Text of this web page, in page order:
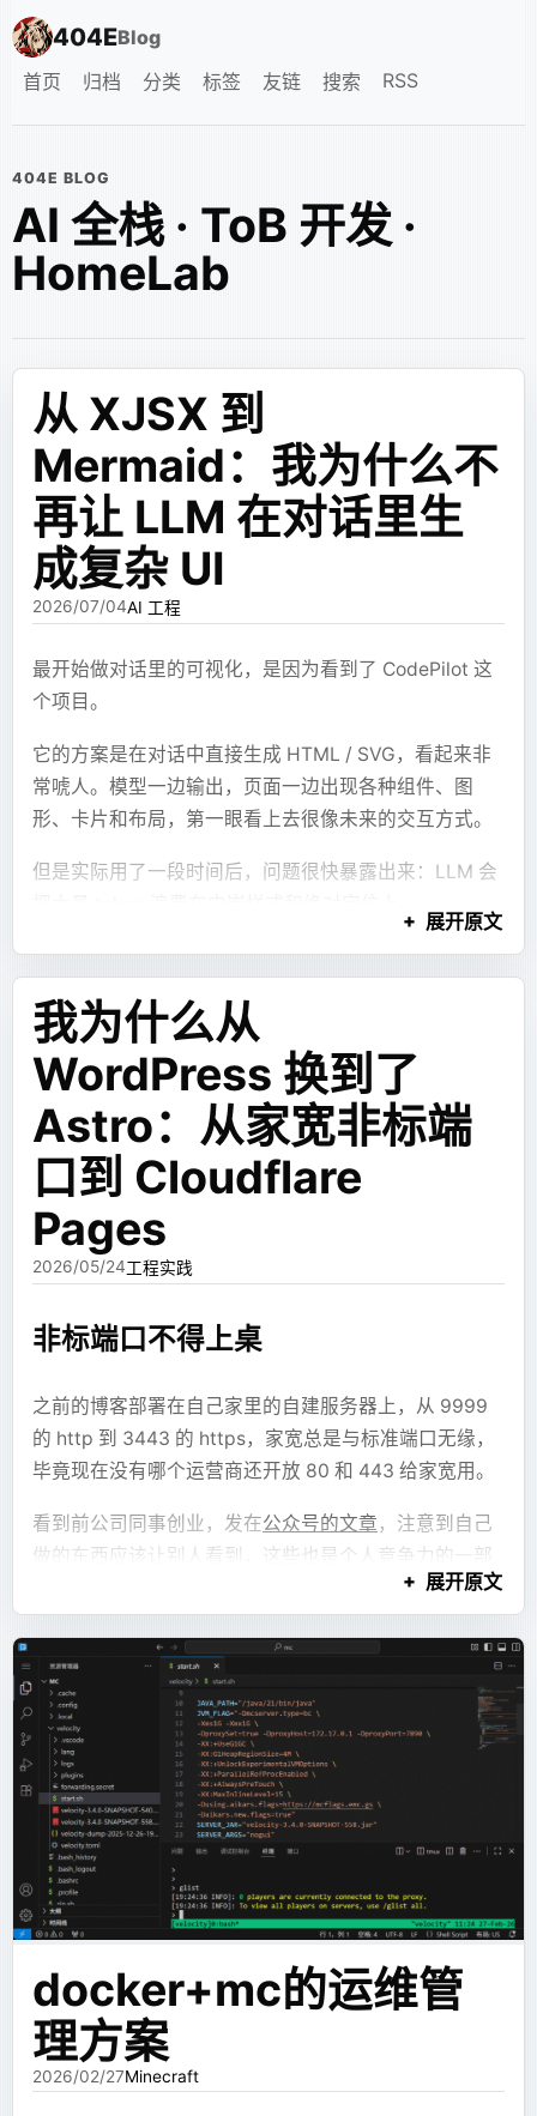
404EBlog
首页
归档 分类 标签 友链 搜索 RSS
404E BLOG
AI 全栈 · ToB 开发 ·
HomeLab
从 XJSX 到
Mermaid：我为什么不
再让 LLM 在对话里生
成复杂 UI
2026/07/04AI 工程
最开始做对话里的可视化，是因为看到了 CodePilot 这
个项目。
它的方案是在对话中直接生成 HTML / SVG，看起来非
常唬人。模型一边输出，页面一边出现各种组件、图
形、卡片和布局，第一眼看上去很像未来的交互方式。
但是实际用了一段时间后，问题很快暴露出来：LLM 会
它会不停写 style="left: 32px; top: 18px" 之类的
果是上下文被样式污染，生成成本变高，最后画出来的
东西还很粗糙。尤其是复杂一点的页面，实际看的时候
总是一眼能看出有地方做的没对上。
这件事让我产生了一个想法：既然 LLM 不擅长设计细
节，那就不要让它设计细节。让它只写结构。
第一版：让模型写 JSX，而不是
HTML
我的第一版方案是走 JSX 组件。
系统预先提供一部分组件，比如文本、卡片、表格、图
表、Mermaid、分栏、区块之类的东西。LLM 不需要写
完整 HTML，也不需要写一堆内嵌样式，只需要写类似
    <
Text md={refs.summary} />
    <
Chart config
Section>
这样做的好处很明显：
样式由系统统一控制，不让模型随便发挥。
组件能力可以被限制，减少安全风险。
token 主要花在内容和结构上，而不是花在 CSS
UI 的整体风格比较稳定，不会每次回答都像换了
一个设计师。
这个方向一开始效果还不错。至少比直接生成 HTML /
展开原文
我为什么从
WordPress 换到了
Astro：从家宽非标端
口到 Cloudflare
Pages
2026/05/24工程实践
非标端口不得上桌
之前的博客部署在自己家里的自建服务器上，从 9999
的 http 到 3443 的 https，家宽总是与标准端口无缘，
毕竟现在没有哪个运营商还开放 80 和 443 给家宽用。
看到前公司同事创业，发在公众号的文章 ，注意到自己
做的东西应该让别人看到，这些也是个人竞争力的一部
分，然而自己之前一直闭门造车，希望用做的好的产品
(软件)而不是个人来吸引到注意力。看到同事的经历发
现和他的想法和我的非常类似，虽然现在不想把个人推
到台前做什么自媒体博主，但是提前做准备肯定是没错
的，看起来中年危机离得很远，实际上不早早准备，机
会来了也未必能抓住。
同事的经历给了我很好的借鉴方向，提前建立一些个人
的技术资产，平时就持续积累，比等到要用的时候再到
处找强太多。但是一个跑在家宽非标端口上的自建
WordPress 实在是上不了台面，所以开始找更好的方案
技术选型
搞一个有标准端口的博客方案很多，找个 VPS 扔上去，
或者放 GitHub Pages 之类的，或者干脆直接套
Cloudflare 的代理，转发一下，但是我希望博客在国内
展开原文
docker+mc的运维管
理方案
2026/02/27Minecraft